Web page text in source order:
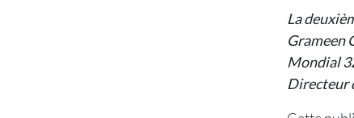
La
Grameen
Mondial
Directeur